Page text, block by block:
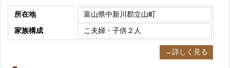
所在地
富山県中新川郡立山町
家族構成
こ夫婦・子供２人
→詳しく見る